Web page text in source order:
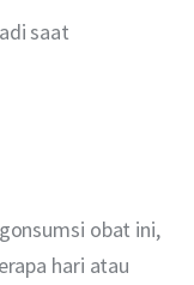
saat
obat ini,
hari atau